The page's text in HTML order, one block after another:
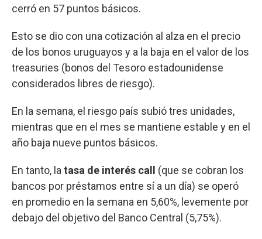
cerró en 57 puntos básicos.
Esto se dio con una cotización al alza en el precio
de los bonos uruguayos y a la baja en el valor de los
treasuries (bonos del Tesoro estadounidense
considerados libres de riesgo).
En la semana, el riesgo país subió tres unidades,
mientras que en el mes se mantiene estable y en el
año baja nueve puntos básicos.
En tanto, la tasa de interés call
(que se cobran los
bancos por préstamos entre sí a un día) se operó
en promedio en la semana en 5,60%, levemente por
debajo del objetivo del Banco Central (5,75%).